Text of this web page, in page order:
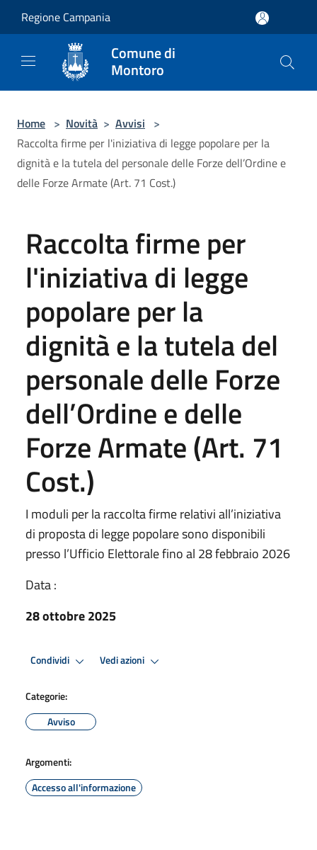
Regione Campania
Comune di
Montoro
Home > Novità > Avvisi >
Raccolta firme per l'iniziativa di legge popolare per la
dignità e la tutela del personale delle Forze dell’Ordine e
delle Forze Armate (Art. 71 Cost.)
Raccolta firme per
l'iniziativa di legge
popolare per la
dignità e la tutela del
personale delle Forze
dell’Ordine e delle
Forze Armate (Art. 71
Cost.)
I moduli per la raccolta firme relativi all’iniziativa
di proposta di legge popolare sono disponibili
presso l’Ufficio Elettorale fino al 28 febbraio 2026
Data :
28 ottobre 2025
Condividi Vedi azioni
Categorie:
Avviso
Argomenti:
Accesso all'informazione